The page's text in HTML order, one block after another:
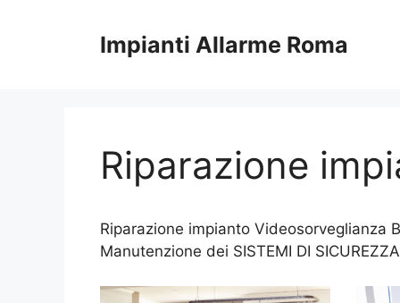
Impianti Allarme Roma
Riparazione
Riparazione impianto Videosorveglianza
Manutenzione dei SISTEMI DI